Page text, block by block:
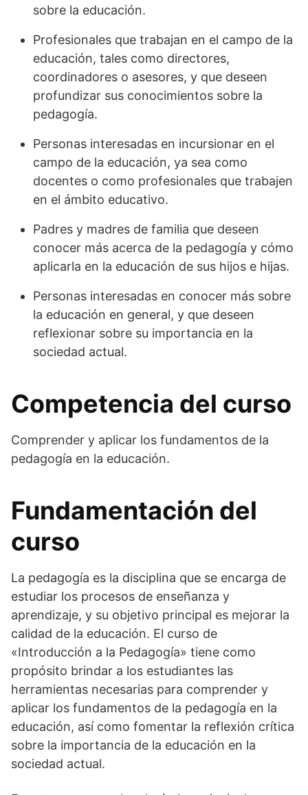
sobre la educación.
Profesionales que trabajan en el campo de la
educación, tales como directores,
coordinadores o asesores, y que deseen
profundizar sus conocimientos sobre la
pedagogía.
Personas interesadas en incursionar en el
campo de la educación, ya sea como
docentes o como profesionales que trabajen
en el ámbito educativo.
Padres y madres de familia que deseen
conocer más acerca de la pedagogía y cómo
aplicarla en la educación de sus hijos e hijas.
Personas interesadas en conocer más sobre
la educación en general, y que deseen
reflexionar sobre su importancia en la
sociedad actual.
Competencia del curso
Comprender y aplicar los fundamentos de la
pedagogía en la educación.
Fundamentación del
curso
La pedagogía es la disciplina que se encarga de
estudiar los procesos de enseñanza y
aprendizaje, y su objetivo principal es mejorar la
calidad de la educación. El curso de
«Introducción a la Pedagogía» tiene como
propósito brindar a los estudiantes las
herramientas necesarias para comprender y
aplicar los fundamentos de la pedagogía en la
educación, así como fomentar la reflexión crítica
sobre la importancia de la educación en la
sociedad actual.